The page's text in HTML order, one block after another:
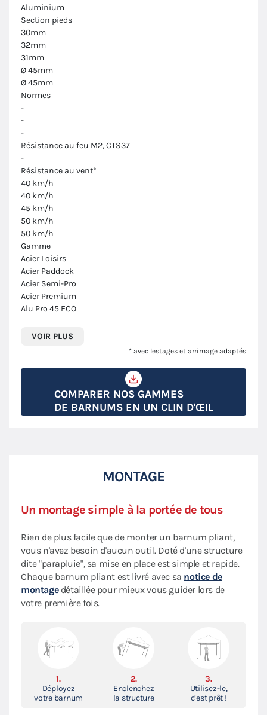
Aluminium
Section pieds
30mm
32mm
31mm
Ø 45mm
Ø 45mm
Normes
-
-
-
Résistance au feu M2, CTS37
-
Résistance au vent*
40 km/h
40 km/h
45 km/h
50 km/h
50 km/h
Gamme
Acier Loisirs
Acier Paddock
Acier Semi-Pro
Acier Premium
Alu Pro 45 ECO
VOIR PLUS
* avec lestages et arrimage adaptés
COMPARER NOS GAMMES
DE BARNUMS EN UN CLIN D'ŒIL
MONTAGE
Un montage simple à la portée de tous
Rien de plus facile que de monter un barnum pliant,
vous n'avez besoin d'aucun outil. Doté d'une structure
dite "parapluie", sa mise en place est simple et rapide.
Chaque barnum pliant est livré avec sa notice de
montagedétaillée pour mieux vous guider lors de
votre première fois.
1.
Déployez
votre barnum
2.
Enclenchez
la structure
3.
Utilisez-le,
c’est prêt !